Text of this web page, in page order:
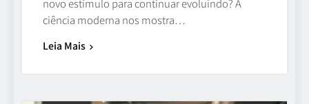
novo estímulo para continuar evoluindo? A
ciência moderna nos mostra…
Leia Mais